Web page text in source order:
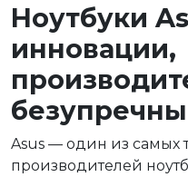
Ноутбуки
инновации,
Asus — один из самых
производителей